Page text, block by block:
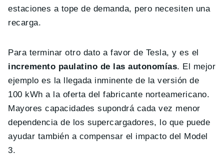
estaciones a tope de demanda, pero necesiten una
recarga.
Para terminar otro dato a favor de Tesla, y es el
incremento paulatino de las autonomías. El mejor
ejemplo es la llegada inminente de la versión de
100 kWh a la oferta del fabricante norteamericano.
Mayores capacidades supondrá cada vez menor
dependencia de los supercargadores, lo que puede
ayudar también a compensar el impacto del Model
3.